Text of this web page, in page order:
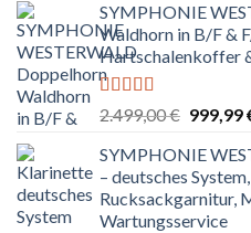
SYMPHONIE
Waldhorn in B/F &
Hartschalenkoffer
Bewertet
5.00
5
2.499,00€
war:
999,99
SYMPHONIE
– deutsches
Rucksackgarnitur,
Wartungsservice